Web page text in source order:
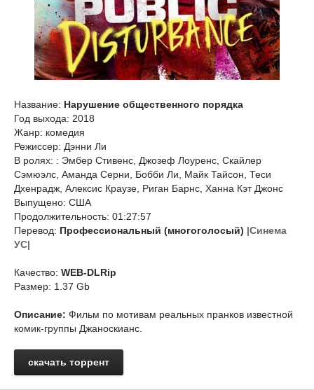
Название: Нарушение общественного порядка
Год выхода: 2018
Жанр: комедия
Режиссер: Дэнни Ли
В ролях: : Эмбер Стивенс, Джозеф Лоуренс, Скайлер
Сэмюэлс, Аманда Серни, Бобби Ли, Майк Тайсон, Теси
Дхенрадж, Алексис Краузе, Риган Барнс, Ханна Кэт Джонс
Выпущено: США
Продолжительность: 01:27:57
Перевод: Профессиональный (многоголосый) |Синема
УС|
Качество: WEB-DLRip
Размер: 1.37 Gb
Описание: Фильм по мотивам реальных пранков известной
комик-группы Джаноскианс.
скачать торрент